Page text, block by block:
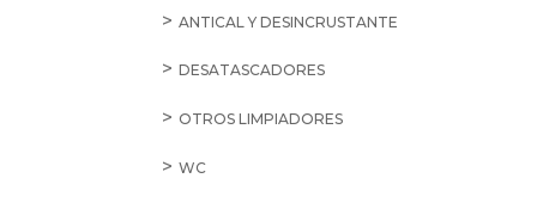
ANTICAL Y DESINCRUSTANTE
DESATASCADORES
OTROS LIMPIADORES
WC